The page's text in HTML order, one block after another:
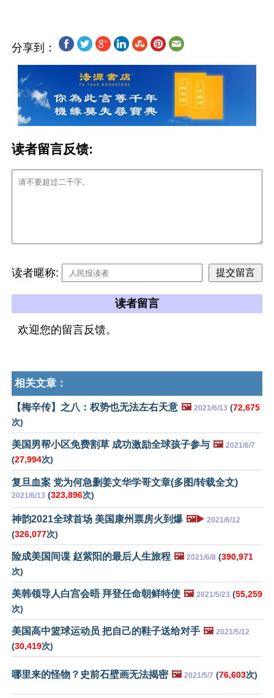
分享到：
读者留言反馈:
读者暱称:
读者留言
欢迎您的留言反馈。
相关文章：
【梅辛传】之八：权势也无法左右天意 🖼️ 2021/6/13 (72,675
次)
美国男帮小区免费割草 成功激励全球孩子参与 🖼️ 2021/6/7
(27,994次)
复旦血案 党为何急删姜文华学哥文章(多图/转载全文)
2021/6/13 (323,896次)
神韵2021全球首场 美国康州票房火到爆 🖼️▶️ 2021/6/12
(326,077次)
险成美国间谍 赵紫阳的最后人生旅程 🖼️ 2021/6/8 (390,971
次)
美韩领导人白宫会晤 拜登任命朝鲜特使 🖼️ 2021/5/23 (55,259
次)
美国高中篮球运动员 把自己的鞋子送给对手 🖼️ 2021/5/12
(30,419次)
哪里来的怪物？史前石壁画无法揭密 🖼️ 2021/5/7 (76,603次)